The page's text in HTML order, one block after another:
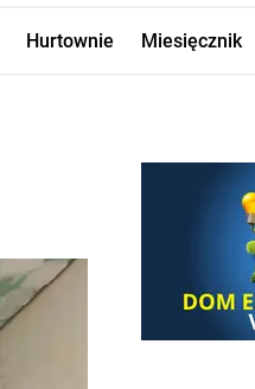
Hurtownie Miesięcznik